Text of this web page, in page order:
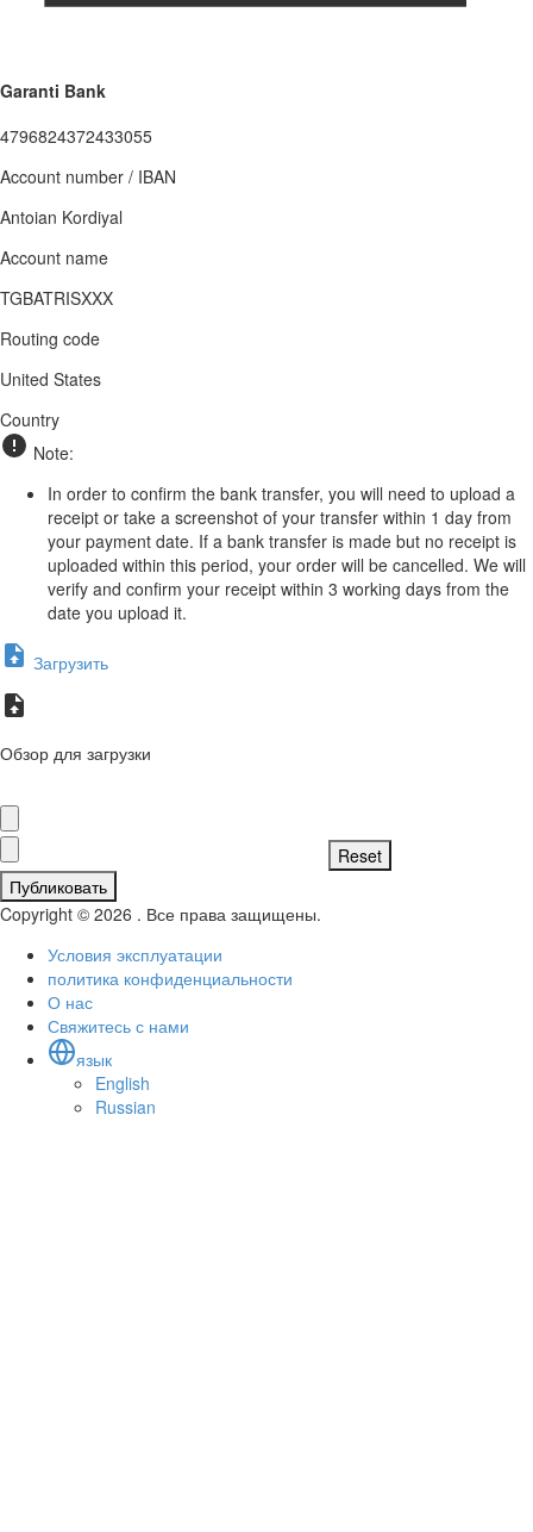
Garanti Bank
4796824372433055
Account number / IBAN
Antoian Kordiyal
Account name
TGBATRISXXX
Routing code
United States
Country
Note:
In order to confirm the bank transfer, you will need to upload a
receipt or take a screenshot of your transfer within 1 day from
your payment date. If a bank transfer is made but no receipt is
uploaded within this period, your order will be cancelled. We will
verify and confirm your receipt within 3 working days from the
date you upload it.
Загрузить
Обзор для загрузки
Публиковать
Copyright © 2026 . Все права защищены.
Условия эксплуатации
политика конфиденциальности
О нас
Свяжитесь с нами
язык
English
Russian